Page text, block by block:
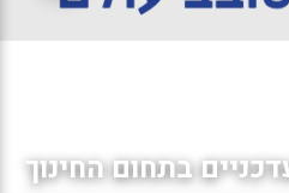
בתחום החינוך